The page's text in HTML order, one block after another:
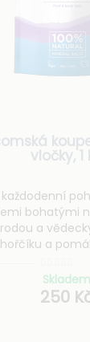
vločky, 1
bohatými
a
a
Skladem
250